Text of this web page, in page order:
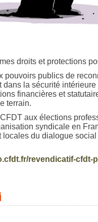
droits et protections
pouvoirs publics de
dans la sécurité
financières et
terrain.
aux élections
syndicale en
locales du dialogue
revendicatif-